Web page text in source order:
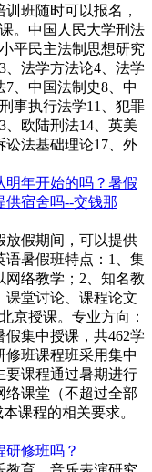
班随时可以报名，
。中国人民大学刑法
平民主法制思想研究
、法学方法论4、法学
、中国法制史8、中
事执行法学11、犯罪
、欧陆刑法14、英美
讼法基础理论17、外
明年开始的吗？暑假
供宿舍吗--交钱那
放假期间，可以提供
语暑假班特点：1、集
络教学；2、知名教
课堂讨论、课程论文
京授课。专业方向：
集中授课，共462学
修班课程班采用集中
要课程通过暑期进行
络课堂（不超过全部
课程的相关要求。
修班吗？